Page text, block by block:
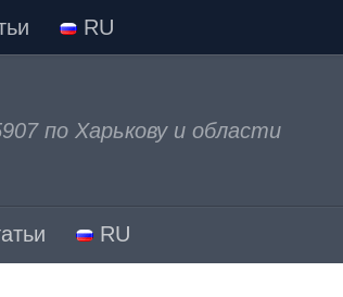
RU
по Харькову и области
RU